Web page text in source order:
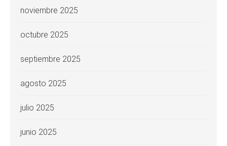
noviembre 2025
octubre 2025
septiembre 2025
agosto 2025
julio 2025
junio 2025